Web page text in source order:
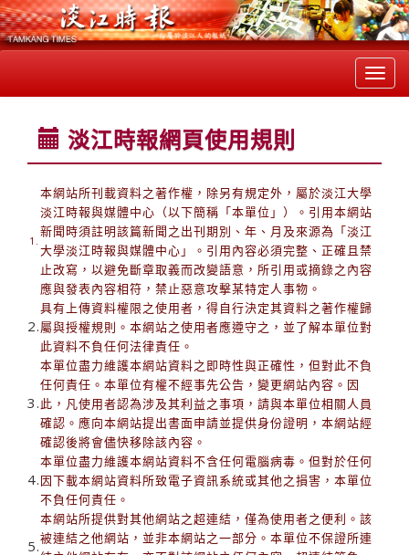
淡江時報網頁使用規則
1.
本網站所刊載資料之著作權，除另有規定外，屬於淡江大學
淡江時報與媒體中心（以下簡稱「本單位」）。引用本網站
新聞時須註明該篇新聞之出刊期別、年、月及來源為「淡江
大學淡江時報與媒體中心」。引用內容必須完整、正確且禁
止改寫，以避免斷章取義而改變語意，所引用或摘錄之內容
應與發表內容相符，禁止惡意攻擊某特定人事物。
2.
具有上傳資料權限之使用者，得自行決定其資料之著作權歸
屬與授權規則。本網站之使用者應遵守之，並了解本單位對
此資料不負任何法律責任。
3.
本單位盡力維護本網站資料之即時性與正確性，但對此不負
任何責任。本單位有權不經事先公告，變更網站內容。因
此，凡使用者認為涉及其利益之事項，請與本單位相關人員
確認。應向本網站提出書面申請並提供身份證明，本網站經
確認後將會儘快移除該內容。
4.
本單位盡力維護本網站資料不含任何電腦病毒。但對於任何
因下載本網站資料所致電子資訊系統或其他之損害，本單位
不負任何責任。
5.
本網站所提供對其他網站之超連結，僅為使用者之便利。該
被連結之他網站，並非本網站之一部分。本單位不保證所連